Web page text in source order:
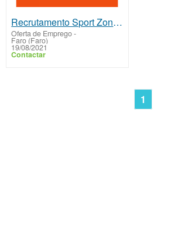
Recrutamento Sport Zone Algarve
Oferta de Emprego-
Faro (Faro)
19/08/2021
Contactar
1